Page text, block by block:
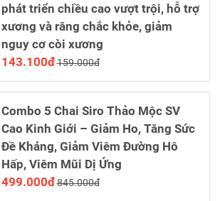
phát triển chiều cao vượt trội, hỗ trợ
xương và răng chắc khỏe, giảm
nguy cơ còi xương
143.100đ159.000đ
Combo 5 Chai Siro Thảo Mộc SV
Cao Kinh Giới – Giảm Ho, Tăng Sức
Đề Kháng, Giảm Viêm Đường Hô
Hấp, Viêm Mũi Dị Ứng
499.000đ845.000đ